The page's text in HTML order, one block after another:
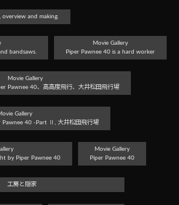
overview and making.
bandsaws.
Movie Gallery
Piper Pawnee 40 is a hard worker
Movie Gallery
Pawnee 40、高高度飛行、大井松田飛行場
Gallery
Pawnee 40 -Part Ⅱ, 大井松田飛行場
by Piper Pawnee 40
Movie Gallery
Piper Pawnee 40
工房と隠家